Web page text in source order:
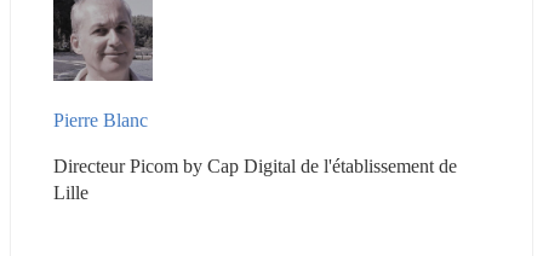
Pierre Blanc
Directeur Picom by Cap Digital de l'établissement de
Lille